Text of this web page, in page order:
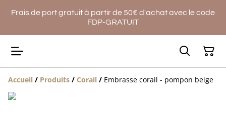
Frais de port gratuit à partir de 50€ d'achat avec le code
FDP-GRATUIT
Accueil / Produits / Corail / Embrasse corail - pompon beige